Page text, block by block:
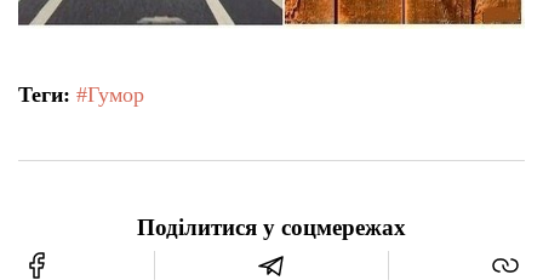
Теги: #Гумор
Поділитися у соцмережах